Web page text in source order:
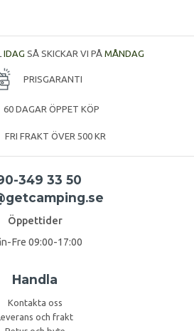
IDAG SÅ SKICKAR VI PÅ MÅNDAG
PRISGARANTI
60 DAGAR ÖPPET KÖP
FRI FRAKT ÖVER 500 KR
349 33 50
Öppettider
Fre 09:00-17:00
Handla
Kontakta oss
och frakt